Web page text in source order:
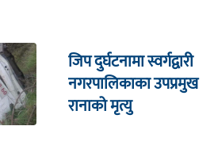
जिप दुर्घटनामा स्वर्गद्वारी
नगरपालिकाका उपप्रमुख
रानाको मृत्यु